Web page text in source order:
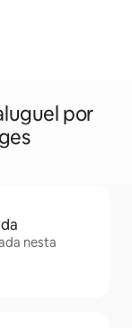
por
nesta